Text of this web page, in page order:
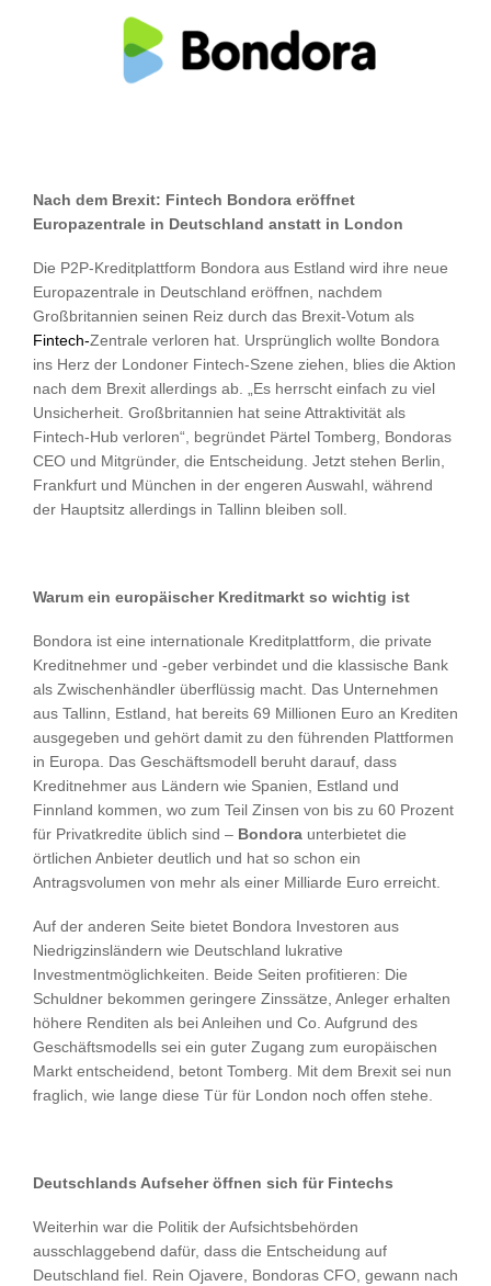
Nach dem Brexit: Fintech Bondora eröffnet
Europazentrale in Deutschland anstatt in London
Die P2P-Kreditplattform Bondora aus Estland wird ihre neue
Europazentrale in Deutschland eröffnen, nachdem
Großbritannien seinen Reiz durch das Brexit-Votum als
Fintech-Zentrale verloren hat. Ursprünglich wollte Bondora
ins Herz der Londoner Fintech-Szene ziehen, blies die Aktion
nach dem Brexit allerdings ab. „Es herrscht einfach zu viel
Unsicherheit. Großbritannien hat seine Attraktivität als
Fintech-Hub verloren“, begründet Pärtel Tomberg, Bondoras
CEO und Mitgründer, die Entscheidung. Jetzt stehen Berlin,
Frankfurt und München in der engeren Auswahl, während
der Hauptsitz allerdings in Tallinn bleiben soll.
Warum ein europäischer Kreditmarkt so wichtig ist
Bondora ist eine internationale Kreditplattform, die private
Kreditnehmer und -geber verbindet und die klassische Bank
als Zwischenhändler überflüssig macht. Das Unternehmen
aus Tallinn, Estland, hat bereits 69 Millionen Euro an Krediten
ausgegeben und gehört damit zu den führenden Plattformen
in Europa. Das Geschäftsmodell beruht darauf, dass
Kreditnehmer aus Ländern wie Spanien, Estland und
Finnland kommen, wo zum Teil Zinsen von bis zu 60 Prozent
für Privatkredite üblich sind – Bondora unterbietet die
örtlichen Anbieter deutlich und hat so schon ein
Antragsvolumen von mehr als einer Milliarde Euro erreicht.
Auf der anderen Seite bietet Bondora Investoren aus
Niedrigzinsländern wie Deutschland lukrative
Investmentmöglichkeiten. Beide Seiten profitieren: Die
Schuldner bekommen geringere Zinssätze, Anleger erhalten
höhere Renditen als bei Anleihen und Co. Aufgrund des
Geschäftsmodells sei ein guter Zugang zum europäischen
Markt entscheidend, betont Tomberg. Mit dem Brexit sei nun
fraglich, wie lange diese Tür für London noch offen stehe.
Deutschlands Aufseher öffnen sich für Fintechs
Weiterhin war die Politik der Aufsichtsbehörden
ausschlaggebend dafür, dass die Entscheidung auf
Deutschland fiel. Rein Ojavere, Bondoras CFO, gewann nach